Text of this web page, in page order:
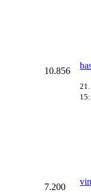
10.856
7.200